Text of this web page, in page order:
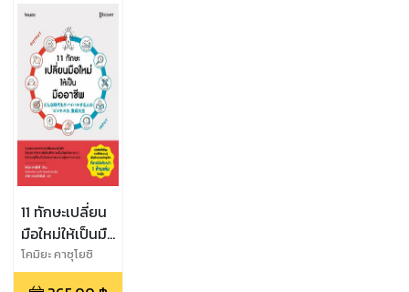
11 ทักษะเปลี่ยน
มือใหม่ให้เป็นมือ
อาชีพ
โคมิยะ คาซุโยชิ